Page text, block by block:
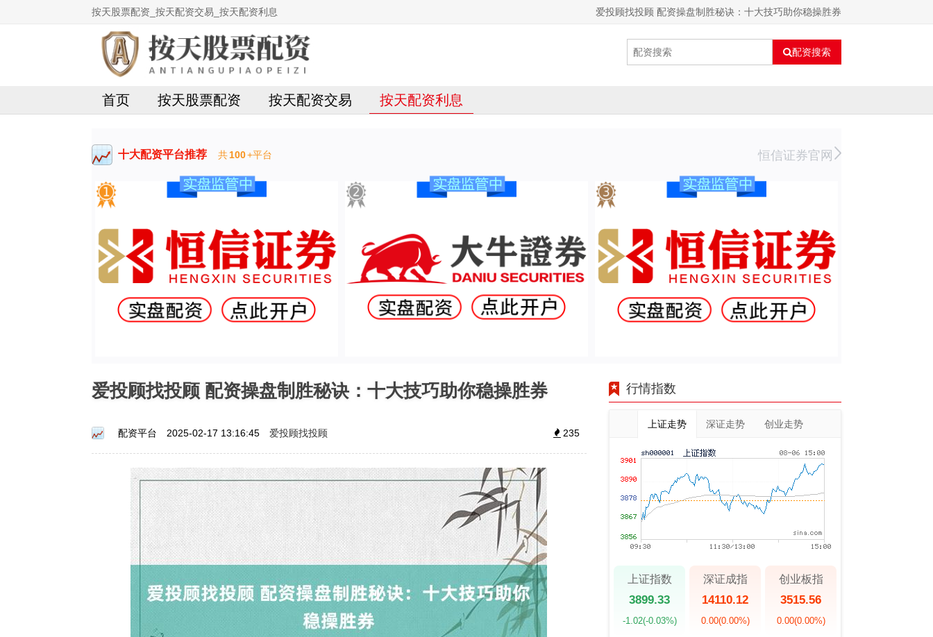
按天股票配资_按天配资交易_按天配资利息 爱投顾找投顾 配资操盘制胜秘诀：十大技巧助你稳操胜券
配资搜索
首页 按天股票配资 按天配资交易 按天配资利息
十大配资平台推荐 共100+平台 恒信证券官网
爱投顾找投顾 配资操盘制胜秘诀：十大技巧助你稳操胜券
配资平台 2025-02-17 13:16:45 爱投顾找投顾 235
行情指数
上证走势 深证走势 创业走势
上证指数
3899.33
-1.02(-0.03%)
深证成指
14110.12
0.00(0.00%)
创业板指
3515.56
0.00(0.00%)